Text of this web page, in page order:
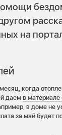
на
когда
даемв материале
в доме не
за май